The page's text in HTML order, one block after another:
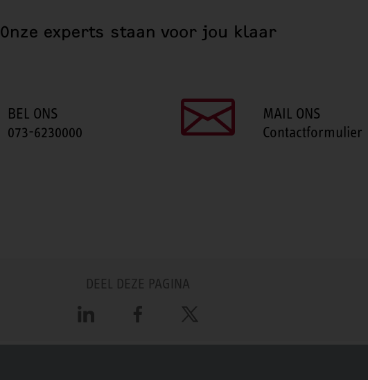
Onze experts staan voor jou klaar
BEL ONS
073-6230000
MAIL ONS
Contactformulier
DEEL DEZE PAGINA
LinkedIn Facebook X